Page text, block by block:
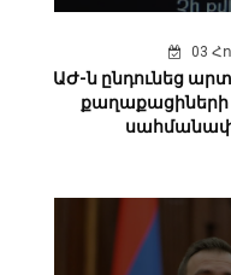
03
ԱԺ-ն ընդունեց